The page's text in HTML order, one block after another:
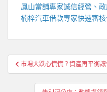
鳳山當舖專家誠信經營、
楠梓汽車借款專家快速審
文
章
市場大跌心慌慌？資產再平衡